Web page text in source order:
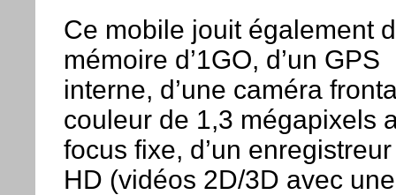
Ce mobile jouit également
mémoire d’1GO, d’un GPS
interne, d’une caméra
couleur de 1,3 mégapixels
focus fixe, d’un
HD (vidéos 2D/3D avec une